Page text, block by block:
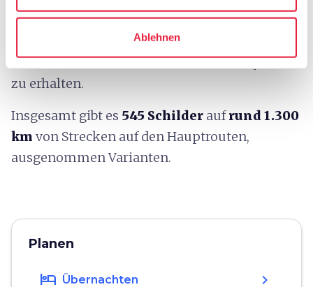
Ablehnen
Auf jedem Schild befindet sich einQR-Code,
der es gestattet, Informationen zu jedem Weg
über einen direkten Link zu visittuscany.com
zu erhalten.
Insgesamt gibt es 545 Schilder aufrund 1.300
km von Strecken auf den Hauptrouten,
ausgenommen Varianten.
Planen
hotel Übernachten chevron_right